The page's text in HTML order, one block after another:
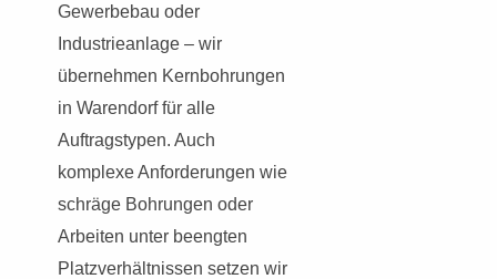
Gewerbebau oder
Industrieanlage – wir
übernehmen Kernbohrungen
in Warendorf für alle
Auftragstypen. Auch
komplexe Anforderungen wie
schräge Bohrungen oder
Arbeiten unter beengten
Platzverhältnissen setzen wir